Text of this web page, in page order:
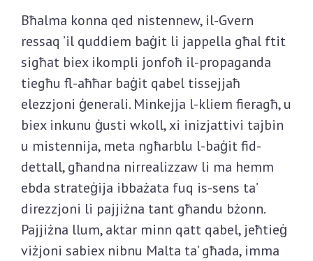
Bħalma konna qed nistennew, il-Gvern
ressaq ’il quddiem baġit li jappella għal ftit
sigħat biex ikompli jonfoħ il-propaganda
tiegħu fl-aħħar baġit qabel tissejjaħ
elezzjoni ġenerali. Minkejja l-kliem fieragħ, u
biex inkunu ġusti wkoll, xi inizjattivi tajbin
u mistennija, meta ngħarblu l-baġit fid-
dettall, għandna nirrealizzaw li ma hemm
ebda strateġija ibbażata fuq is-sens ta’
direzzjoni li pajjiżna tant għandu bżonn.
Pajjiżna llum, aktar minn qatt qabel, jeħtieġ
viżjoni sabiex nibnu Malta ta’ għada, imma